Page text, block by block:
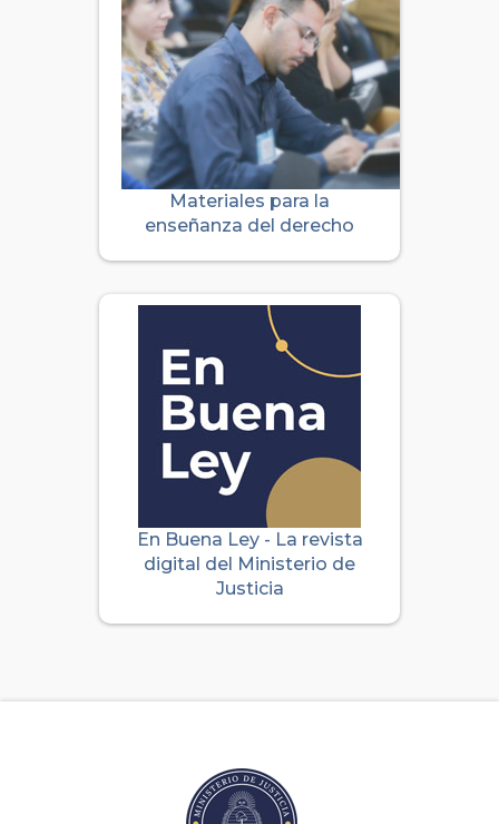
Materiales para la
enseñanza del derecho
En Buena Ley - La revista
digital del Ministerio de
Justicia